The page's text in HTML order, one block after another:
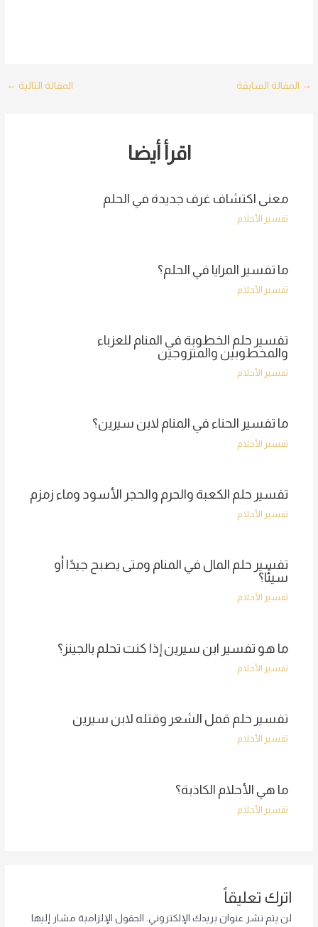
Post
→ المقالة السابقة المقالة التالية ←
اقرأ أيضا
معنى اكتشاف غرف جديدة في الحلم
تفسير الأحلام
ما تفسير المرايا في الحلم؟
تفسير الأحلام
تفسير حلم الخطوبة في المنام للعزباء
والمخطوبين والمتزوجين
تفسير الأحلام
ما تفسير الحناء في المنام لابن سيرين؟
تفسير الأحلام
تفسير حلم الكعبة والحرم والحجر الأسود وماء زمزم
تفسير الأحلام
تفسير حلم المال في المنام ومتى يصبح جيدًا أو
سيئًا؟
تفسير الأحلام
ما هو تفسير ابن سيرين إذا كنت تحلم بالجينز؟
تفسير الأحلام
تفسير حلم قمل الشعر وقتله لابن سيرين
تفسير الأحلام
ما هي الأحلام الكاذبة؟
تفسير الأحلام
اترك تعليقاً
لن يتم نشر عنوان بريدك الإلكتروني. الحقول الإلزامية مشار إليها